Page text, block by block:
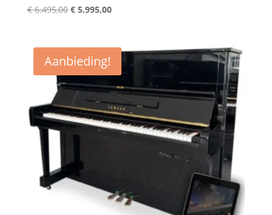
€6.495,00 Oorspronkelijke
€ 6.495,00.
€5.995,00Huidige
€ 5.995,00.
Aanbieding!